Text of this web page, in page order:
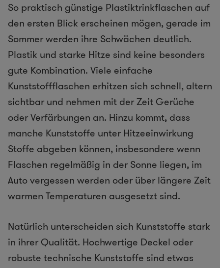
So praktisch günstige Plastiktrinkflaschen auf
den ersten Blick erscheinen mögen, gerade im
Sommer werden ihre Schwächen deutlich.
Plastik und starke Hitze sind keine besonders
gute Kombination. Viele einfache
Kunststoffflaschen erhitzen sich schnell, altern
sichtbar und nehmen mit der Zeit Gerüche
oder Verfärbungen an. Hinzu kommt, dass
manche Kunststoffe unter Hitzeeinwirkung
Stoffe abgeben können, insbesondere wenn
Flaschen regelmäßig in der Sonne liegen, im
Auto vergessen werden oder über längere Zeit
warmen Temperaturen ausgesetzt sind.
Natürlich unterscheiden sich Kunststoffe stark
in ihrer Qualität. Hochwertige Deckel oder
robuste technische Kunststoffe sind etwas